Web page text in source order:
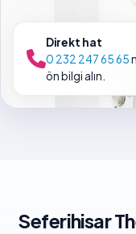
Direkt hat
0 232 247 65 65
ön bilgi alın.
Seferihisar